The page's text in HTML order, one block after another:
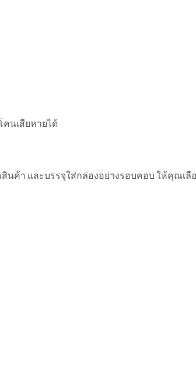
คนเสียหายได้
ค้า และบรรจุใส่กล่องอย่างรอบคอบ ให้คุณเ